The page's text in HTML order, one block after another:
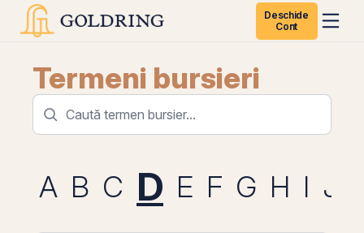
Deschide
Cont
Termeni bursieri
A B C D E F G H I J